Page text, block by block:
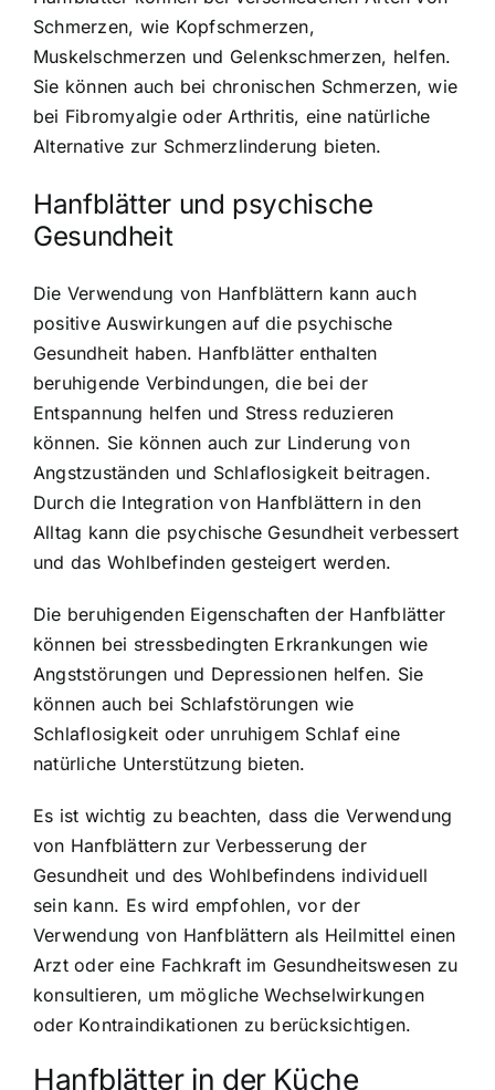
Schmerzen, wie Kopfschmerzen,
Muskelschmerzen und Gelenkschmerzen, helfen.
Sie können auch bei chronischen Schmerzen, wie
bei Fibromyalgie oder Arthritis, eine natürliche
Alternative zur Schmerzlinderung bieten.
Hanfblätter und psychische
Gesundheit
Die Verwendung von Hanfblättern kann auch
positive Auswirkungen auf die psychische
Gesundheit haben. Hanfblätter enthalten
beruhigende Verbindungen, die bei der
Entspannung helfen und Stress reduzieren
können. Sie können auch zur Linderung von
Angstzuständen und Schlaflosigkeit beitragen.
Durch die Integration von Hanfblättern in den
Alltag kann die psychische Gesundheit verbessert
und das Wohlbefinden gesteigert werden.
Die beruhigenden Eigenschaften der Hanfblätter
können bei stressbedingten Erkrankungen wie
Angststörungen und Depressionen helfen. Sie
können auch bei Schlafstörungen wie
Schlaflosigkeit oder unruhigem Schlaf eine
natürliche Unterstützung bieten.
Es ist wichtig zu beachten, dass die Verwendung
von Hanfblättern zur Verbesserung der
Gesundheit und des Wohlbefindens individuell
sein kann. Es wird empfohlen, vor der
Verwendung von Hanfblättern als Heilmittel einen
Arzt oder eine Fachkraft im Gesundheitswesen zu
konsultieren, um mögliche Wechselwirkungen
oder Kontraindikationen zu berücksichtigen.
Hanfblätter in der Küche